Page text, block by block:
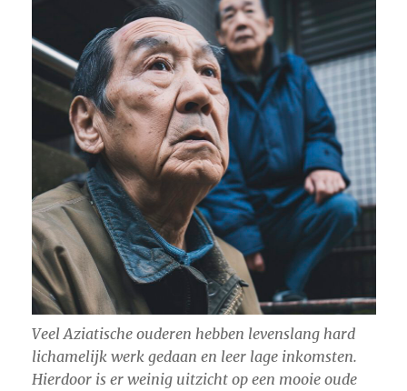
Veel Aziatische ouderen hebben levenslang hard
lichamelijk werk gedaan en leer lage inkomsten.
Hierdoor is er weinig uitzicht op een mooie oude